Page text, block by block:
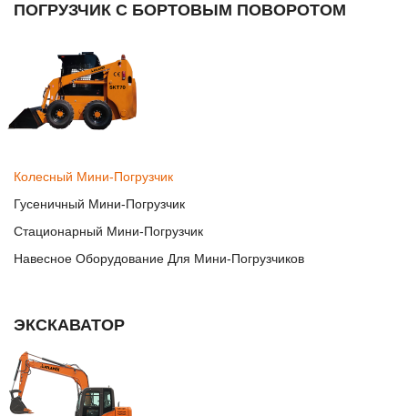
ПОГРУЗЧИК С БОРТОВЫМ ПОВОРОТОМ
Колесный Мини-Погрузчик
Гусеничный Мини-Погрузчик
Стационарный Мини-Погрузчик
Навесное Оборудование Для Мини-Погрузчиков
ЭКСКАВАТОР